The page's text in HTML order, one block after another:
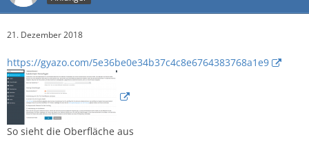
21. Dezember 2018
https://gyazo.com/5e36be0e34b37c4c8e6764383768a1e9
So sieht die Oberfläche aus